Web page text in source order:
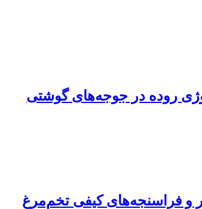
روده در جوجه‌های گوشتی
و فراسنجه‌های کیفی تخم‌مرغ